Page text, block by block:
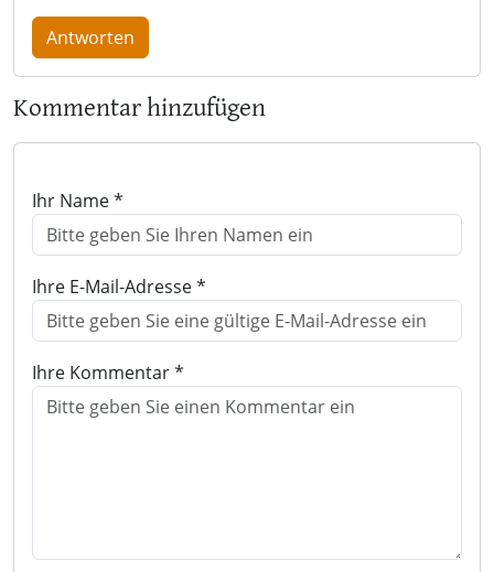
Antworten
Kommentar hinzufügen
Ihr Name *
Ihre E-Mail-Adresse *
Ihre Kommentar *